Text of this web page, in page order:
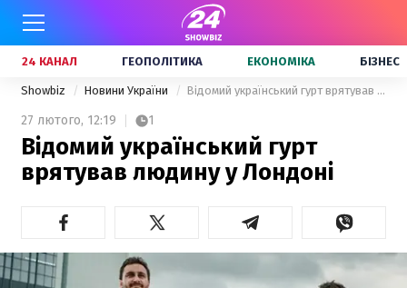
24 КАНАЛ ГЕОПОЛІТИКА ЕКОНОМІКА БІЗНЕС
Showbiz Новини України Відомий український гурт врятував людину у Лондоні
27 лютого, 12:19 1
Відомий український гурт
врятував людину у Лондоні